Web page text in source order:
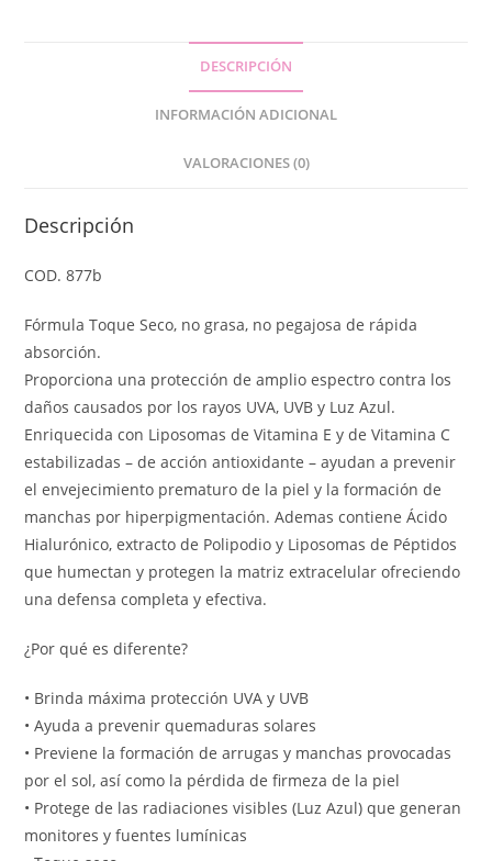
DESCRIPCIÓN
INFORMACIÓN ADICIONAL
VALORACIONES (0)
Descripción
COD. 877b
Fórmula Toque Seco, no grasa, no pegajosa de rápida
absorción.
Proporciona una protección de amplio espectro contra los
daños causados por los rayos UVA, UVB y Luz Azul.
Enriquecida con Liposomas de Vitamina E y de Vitamina C
estabilizadas – de acción antioxidante – ayudan a prevenir
el envejecimiento prematuro de la piel y la formación de
manchas por hiperpigmentación. Ademas contiene Ácido
Hialurónico, extracto de Polipodio y Liposomas de Péptidos
que humectan y protegen la matriz extracelular ofreciendo
una defensa completa y efectiva.
¿Por qué es diferente?
• Brinda máxima protección UVA y UVB
• Ayuda a prevenir quemaduras solares
• Previene la formación de arrugas y manchas provocadas
por el sol, así como la pérdida de firmeza de la piel
• Protege de las radiaciones visibles (Luz Azul) que generan
monitores y fuentes lumínicas